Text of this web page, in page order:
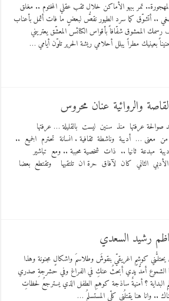
تمر ببهو الأماكن خلال ثقب عقلي المختوم .. مغلق
.. أتشوّق كما سرد الطيور نقصُّ لبعضٍ ما فات أثمل بأعناب
الممشوق شفّافاً بأقواس الكنائس المعشّق يعتريني
بعينيك مطراً يبلل أحلامي ريشة الحرير تلوّن أيامي …
والروائية عنان محروس
عرفتها منذ سنين ليست بالقليلة … عرفتها
معنى … أديبة وناشطة ثقافية . انسانة تحترم الجميع ..
مبدعة ثانيا .. ذات شخصية محببة .. ومع تباشير
الثاني كان لآفاق حرة ان تلتقيها وتقتطع بعضا
رشيد السعدي
كوشمٍ اغريقيّ بنقوشَ وطلاسمَ واشكالٍ مجنونة وهذا
الشموع أمدُّ يدي أبحثُ عنكِ في الفراغ وفي حشرجةِ صدري
البداية ؟ أمنيةٌ ساذجة كوهمِ الطفل الذي يسترجعُ لحظاتِ
.. وانا هنا يقتلُني كلّي المستسلمُ …